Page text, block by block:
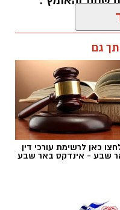
גם
כאן לרשימת עורכי דין
שבע - אינדקס באר שבע